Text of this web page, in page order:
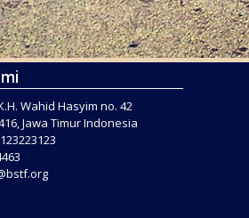
Wahid Hasyim no. 42
Jawa Timur Indonesia